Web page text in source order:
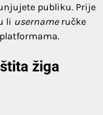
publiku. Prije
li usernameručke
žiga